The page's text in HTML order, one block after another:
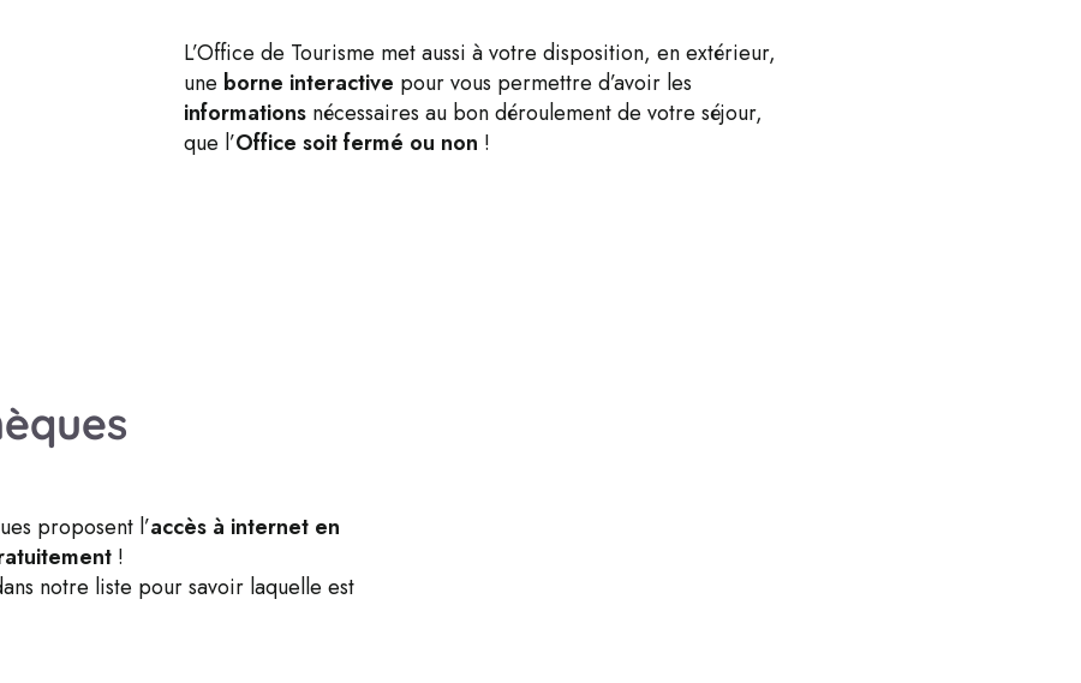
L’Office de Tourisme met aussi à votre disposition, en extérieur,
une borne interactive pour vous permettre d’avoir les
informations nécessaires au bon déroulement de votre séjour,
que l’Office soit fermé ou non !
proposent l’accès à internet en
!
notre liste pour savoir laquelle est